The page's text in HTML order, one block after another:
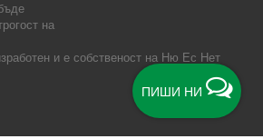
ПИШИ НИ
на
и е собственост на Ню Ес Нет